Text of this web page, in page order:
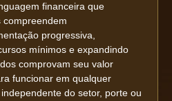
financeira que
compreendem
progressiva,
mínimos e expandindo
comprovam seu valor
funcionar em qualquer
do setor, porte ou